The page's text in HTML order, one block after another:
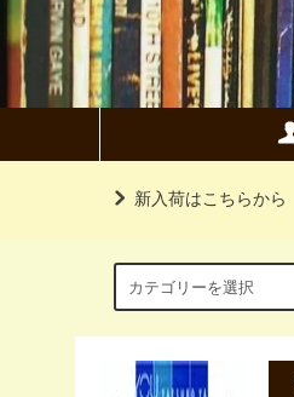
新入荷はこちらから